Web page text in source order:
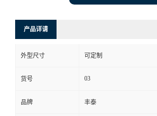
产品详请
外型尺寸 可定制
货号 03
品牌 丰泰